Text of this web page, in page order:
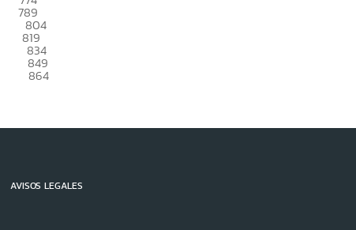
789
804
819
834
849
864
AVISOS LEGALES